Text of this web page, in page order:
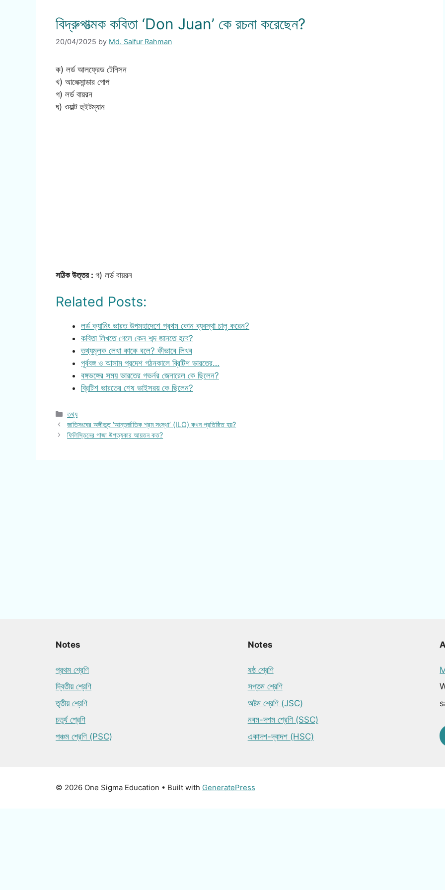
বিদ্রুপাত্মক কবিতা ‘Don Juan’ কে রচনা করেছেন?
20/04/2025 by Md. Saifur Rahman
ক) লর্ড আলফ্রেড টেনিসন
খ) আলেক্সান্ডার পোপ
গ) লর্ড বায়রন
ঘ) ওয়াল্ট হুইটম্যান
সঠিক উত্তর : গ) লর্ড বায়রন
Related Posts:
লর্ড ক্যানিং ভারত উপমহাদেশে প্রথম কোন ব্যবস্থা চালু করেন?
কবিতা লিখতে গেলে কেন শব্দ জানতে হবে?
তথ্যমূলক লেখা কাকে বলে? কীভাবে লিখব
পূর্ববঙ্গ ও আসাম প্রদেশ গঠনকালে ব্রিটিশ ভারতের…
বঙ্গভঙ্গের সময় ভারতের গভর্নর জেনারেল কে ছিলেন?
ব্রিটিশ ভারতের শেষ ভাইসরয় কে ছিলেন?
Categories
তথ্য
জাতিসংঘের অঙ্গীভূত ‘আন্তর্জাতিক শ্রম সংস্থা’ (ILO) কখন প্রতিষ্ঠিত হয়?
ফিলিস্তিনের গাজা উপত্যকার আয়তন কত?
Notes
প্রথম শ্রেণি
দ্বিতীয় শ্রেণি
তৃতীয় শ্রেণি
চতুর্থ শ্রেণি
পঞ্চম শ্রেণি (PSC)
Notes
ষষ্ঠ শ্রেণি
সপ্তম শ্রেণি
অষ্টম শ্রেণি (JSC)
নবম-দশম শ্রেণি (SSC)
একাদশ-দ্বাদশ (HSC)
© 2026 One Sigma Education • Built with GeneratePress